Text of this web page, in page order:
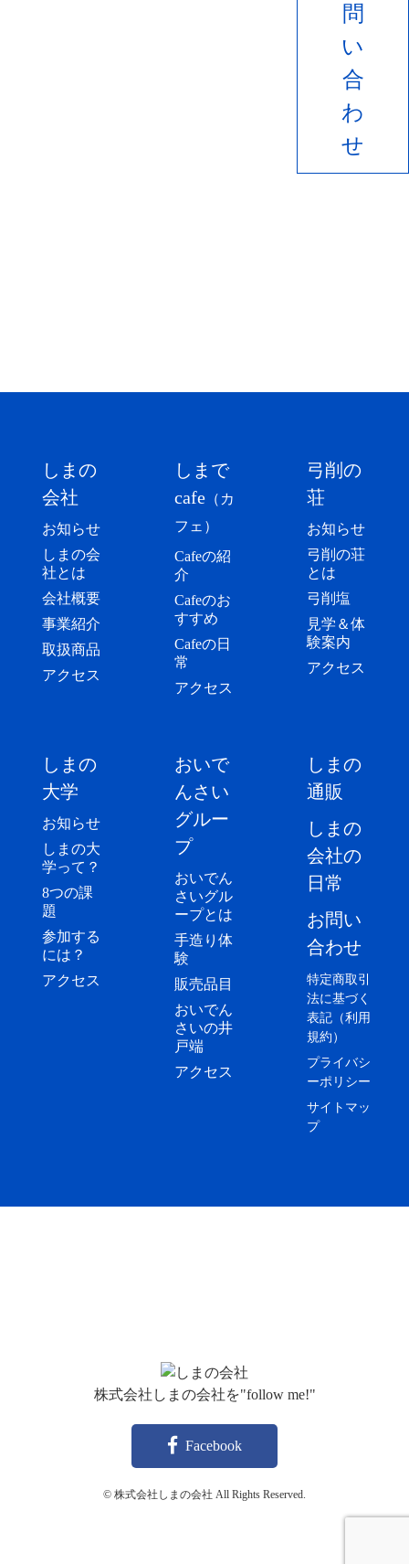
問
い
合
わ
せ
しまの
会社
お知らせ
しまの会
社とは
会社概要
事業紹介
取扱商品
アクセス
しまで
cafe （カ
フェ）
Cafeの紹
介
Cafeのお
すすめ
Cafeの日
常
アクセス
弓削の
荘
お知らせ
弓削の荘
とは
弓削塩
見学＆体
験案内
アクセス
しまの
大学
お知らせ
しまの大
学って？
8つの課
題
参加する
には？
アクセス
おいで
んさい
グルー
プ
おいでん
さいグル
ープとは
手造り体
験
販売品目
おいでん
さいの井
戸端
アクセス
しまの
通販
しまの
会社の
日常
お問い
合わせ
特定商取引
法に基づく
表記（利用
規約）
プライバシ
ーポリシー
サイトマッ
プ
株式会社しまの会社を"follow me!"
Facebook
© 株式会社しまの会社 All Rights Reserved.